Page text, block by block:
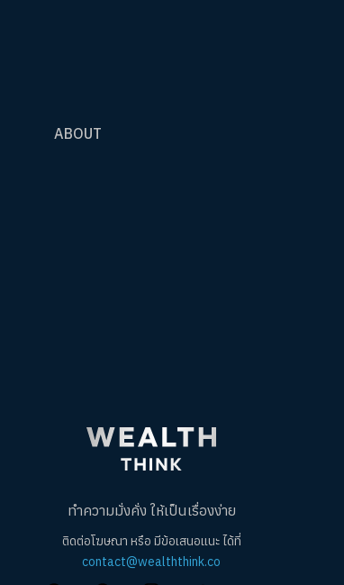
ABOUT
ทำความมั่งคั่ง ให้เป็นเรื่องง่าย
ติดต่อโฆษณา หรือ มีข้อเสนอแนะ ได้ที่
contact@wealththink.co